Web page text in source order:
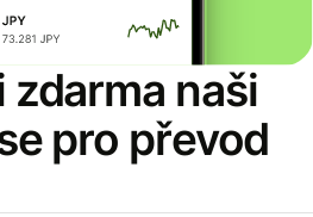
zdarma naši
pro převod